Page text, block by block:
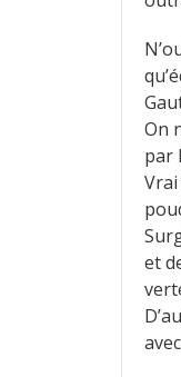
On
par
et